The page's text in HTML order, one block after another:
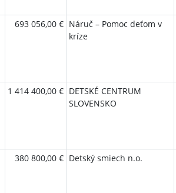
693 056,00 € Náruč – Pomoc deťom v
kríze
1 414 400,00 € DETSKÉ CENTRUM
SLOVENSKO
380 800,00 € Detský smiech n.o.